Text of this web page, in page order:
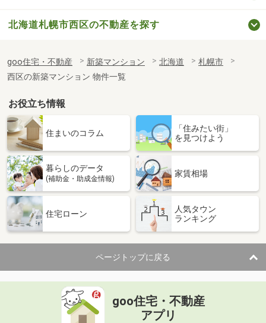
北海道札幌市西区の不動産を探す
goo住宅・不動産 新築マンション 北海道
札幌市
西区の新築マンション 物件一覧
お役立ち情報
住まいのコラム
「住みたい街」
を見つけよう
暮らしのデータ
(補助金・助成金情報)
家賃相場
住宅ローン
人気タウン
ランキング
ページトップに戻る
goo住宅・不動産
アプリ